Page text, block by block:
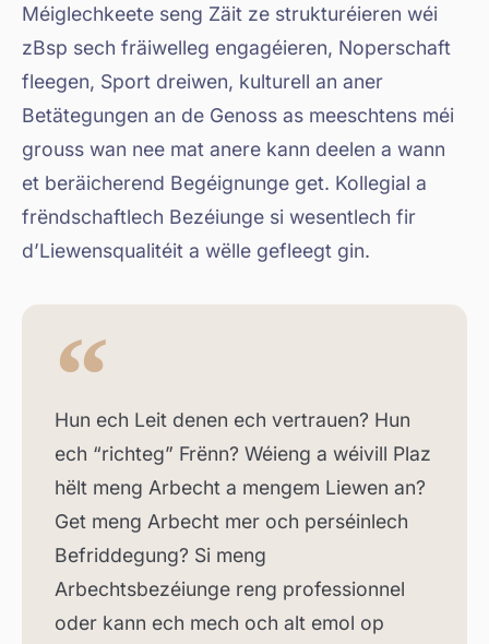
Méiglechkeete seng Zäit ze strukturéieren wéi
zBsp sech fräiwelleg engagéieren, Noperschaft
fleegen, Sport dreiwen, kulturell an aner
Betätegungen an de Genoss as meeschtens méi
grouss wan nee mat anere kann deelen a wann
et beräicherend Begéignunge get. Kollegial a
frëndschaftlech Bezéiunge si wesentlech fir
d’Liewensqualitéit a wëlle gefleegt gin.
Hun ech Leit denen ech vertrauen? Hun
ech “richteg” Frënn? Wéieng a wéivill Plaz
hëlt meng Arbecht a mengem Liewen an?
Get meng Arbecht mer och perséinlech
Befriddegung? Si meng
Arbechtsbezéiunge reng professionnel
oder kann ech mech och alt emol op